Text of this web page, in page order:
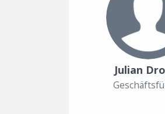
Julian